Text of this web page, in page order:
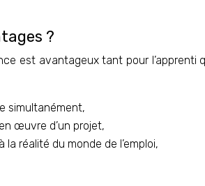
?
est avantageux tant pour l’apprenti
simultanément,
œuvre d’un projet,
la réalité du monde de l’emploi,